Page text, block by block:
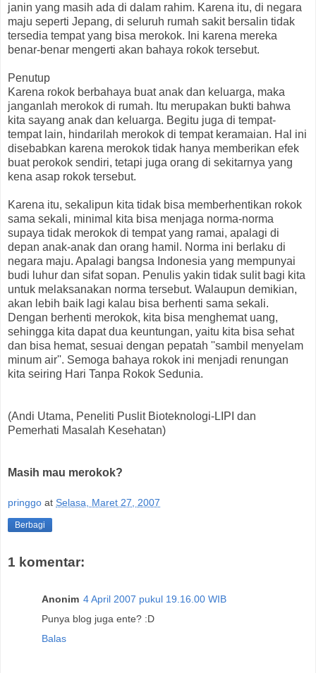
janin yang masih ada di dalam rahim. Karena itu, di negara
maju seperti Jepang, di seluruh rumah sakit bersalin tidak
tersedia tempat yang bisa merokok. Ini karena mereka
benar-benar mengerti akan bahaya rokok tersebut.
Penutup
Karena rokok berbahaya buat anak dan keluarga, maka
janganlah merokok di rumah. Itu merupakan bukti bahwa
kita sayang anak dan keluarga. Begitu juga di tempat-
tempat lain, hindarilah merokok di tempat keramaian. Hal ini
disebabkan karena merokok tidak hanya memberikan efek
buat perokok sendiri, tetapi juga orang di sekitarnya yang
kena asap rokok tersebut.
Karena itu, sekalipun kita tidak bisa memberhentikan rokok
sama sekali, minimal kita bisa menjaga norma-norma
supaya tidak merokok di tempat yang ramai, apalagi di
depan anak-anak dan orang hamil. Norma ini berlaku di
negara maju. Apalagi bangsa Indonesia yang mempunyai
budi luhur dan sifat sopan. Penulis yakin tidak sulit bagi kita
untuk melaksanakan norma tersebut. Walaupun demikian,
akan lebih baik lagi kalau bisa berhenti sama sekali.
Dengan berhenti merokok, kita bisa menghemat uang,
sehingga kita dapat dua keuntungan, yaitu kita bisa sehat
dan bisa hemat, sesuai dengan pepatah ''sambil menyelam
minum air''. Semoga bahaya rokok ini menjadi renungan
kita seiring Hari Tanpa Rokok Sedunia.
(Andi Utama, Peneliti Puslit Bioteknologi-LIPI dan
Pemerhati Masalah Kesehatan)
Masih mau merokok?
pringgo at Selasa, Maret 27, 2007
Berbagi
1 komentar:
Anonim 4 April 2007 pukul 19.16.00 WIB
Punya blog juga ente? :D
Balas